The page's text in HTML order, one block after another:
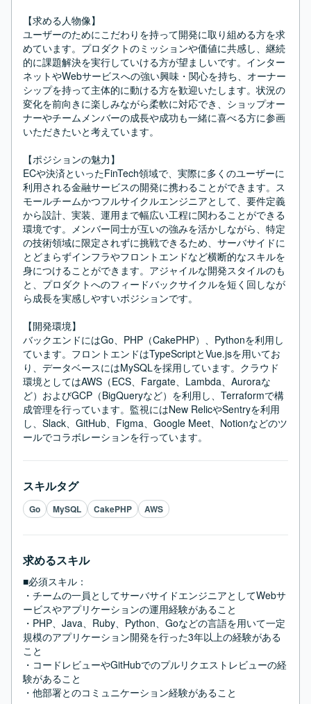
【求める人物像】
ユーザーのためにこだわりを持って開発に取り組める方を求
めています。プロダクトのミッションや価値に共感し、継続
的に課題解決を実行していける方が望ましいです。インター
ネットやWebサービスへの強い興味・関心を持ち、オーナー
シップを持って主体的に動ける方を歓迎いたします。状況の
変化を前向きに楽しみながら柔軟に対応でき、ショップオー
ナーやチームメンバーの成長や成功も一緒に喜べる方に参画
いただきたいと考えています。
【ポジションの魅力】
ECや決済といったFinTech領域で、実際に多くのユーザーに
利用される金融サービスの開発に携わることができます。ス
モールチームかつフルサイクルエンジニアとして、要件定義
から設計、実装、運用まで幅広い工程に関わることができる
環境です。メンバー同士が互いの強みを活かしながら、特定
の技術領域に限定されずに挑戦できるため、サーバサイドに
とどまらずインフラやフロントエンドなど横断的なスキルを
身につけることができます。アジャイルな開発スタイルのも
と、プロダクトへのフィードバックサイクルを短く回しなが
ら成長を実感しやすいポジションです。
【開発環境】
バックエンドにはGo、PHP（CakePHP）、Pythonを利用し
ています。フロントエンドはTypeScriptとVue.jsを用いてお
り、データベースにはMySQLを採用しています。クラウド
環境としてはAWS（ECS、Fargate、Lambda、Auroraな
ど）およびGCP（BigQueryなど）を利用し、Terraformで構
成管理を行っています。監視にはNew RelicやSentryを利用
し、Slack、GitHub、Figma、Google Meet、Notionなどのツ
ールでコラボレーションを行っています。
スキルタグ
Go MySQL CakePHP AWS
求めるスキル
■必須スキル：
・チームの一員としてサーバサイドエンジニアとしてWebサ
ービスやアプリケーションの運用経験があること
・PHP、Java、Ruby、Python、Goなどの言語を用いて一定
規模のアプリケーション開発を行った3年以上の経験がある
こと
・コードレビューやGitHubでのプルリクエストレビューの経
験があること
・他部署とのコミュニケーション経験があること